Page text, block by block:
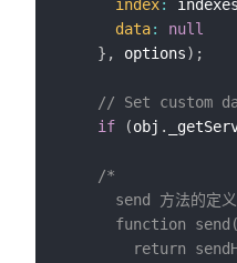
index: indexes
data:
null
} , options) ;
// Set custom
if
(obj .
/*
send 方法的定
function
return